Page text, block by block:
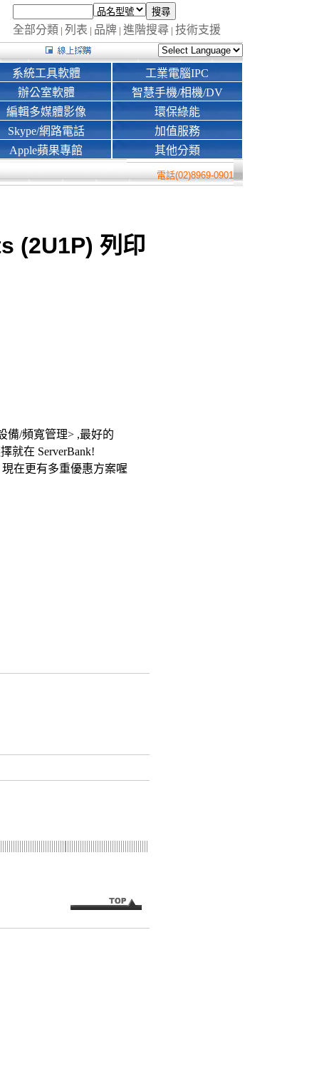
全部分類 | 列表 | 品牌| 進階搜尋| 技術支援
系統工具軟體
辦公室軟體
編輯多媒體影像
Skype/網路電話
Apple蘋果專館
工業電腦IPC
智慧手機/相機/DV
環保綠能
加值服務
其他分類
電話(02)8969-0901
(2U1P) 列印
備/頻寬管理> ,最好的
就在 ServerBank!
在更有多重優惠方案喔